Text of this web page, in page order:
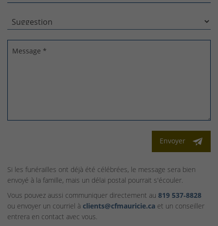
Message *
Envoyer
Si les funérailles ont déjà été célébrées, le message sera bien
envoyé à la famille, mais un délai postal pourrait s'écouler.
Vous pouvez aussi communiquer directement au 819 537‑8828
ou envoyer un courriel à clients@cfmauricie.ca et un conseiller
entrera en contact avec vous.